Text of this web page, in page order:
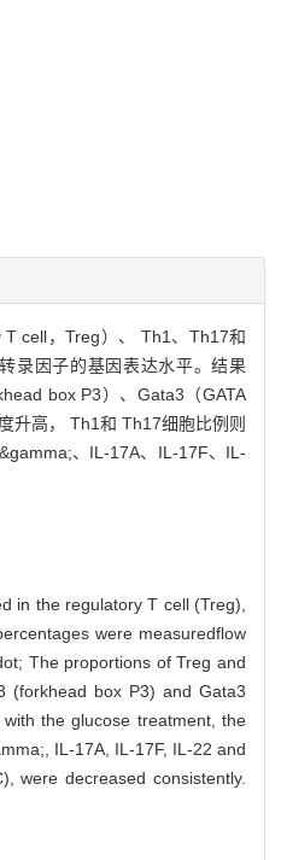
cell，Treg）、 Th1、Th17和
录因子的基因表达水平。结果
box P3）、Gata3（GATA
升高， Th1和 Th17细胞比例则
、IL-17A、IL-17F、IL-
in the regulatory T cell (Treg),
were measuredflow
The proportions of Treg and
(forkhead box P3) and Gata3
the glucose treatment, the
IL-17A, IL-17F, IL-22 and
were decreased consistently.